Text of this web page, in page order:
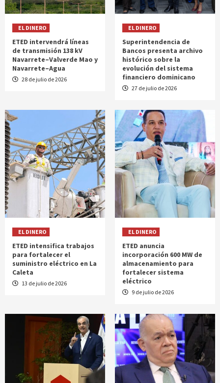
EL DINERO
ETED intervendrá líneas
de transmisión 138 kV
Navarrete–Valverde Mao y
Navarrete–Agua
28 de julio de 2026
EL DINERO
Superintendencia de
Bancos presenta archivo
histórico sobre la
evolución del sistema
financiero dominicano
27 de julio de 2026
EL DINERO
ETED intensifica trabajos
para fortalecer el
suministro eléctrico en La
Caleta
13 de julio de 2026
EL DINERO
ETED anuncia
incorporación 600 MW de
almacenamiento para
fortalecer sistema
eléctrico
9 de julio de 2026